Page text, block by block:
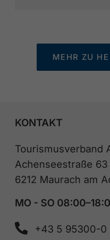
MEHR ZU
KONTAKT
Tourismusverband
Achenseestraße 63
6212 Maurach am
MO - SO
+43 5 95300-0